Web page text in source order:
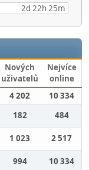
2d 22h 25m
Nových
uživatelů
Nejvíce
online
4 202
10 334
182
484
1 023
2 517
994
10 334